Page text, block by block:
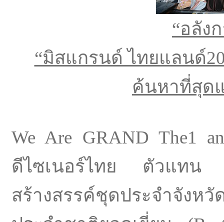
“อลัง
“มิสแกรนด์​ ไทยแลนด์​
ค้นหาที่สุด
We Are GRAND The1
ดีไซเนอร์ไทย ตัวแทน
สร้างสรรค์ชุดประจำจังห